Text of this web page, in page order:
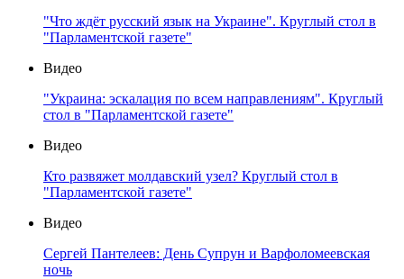
"Что ждёт русский язык на Украине". Круглый стол в
"Парламентской газете"
Видео
"Украина: эскалация по всем направлениям". Круглый
стол в "Парламентской газете"
Видео
Кто развяжет молдавский узел? Круглый стол в
"Парламентской газете"
Видео
Сергей Пантелеев: День Супрун и Варфоломеевская
ночь